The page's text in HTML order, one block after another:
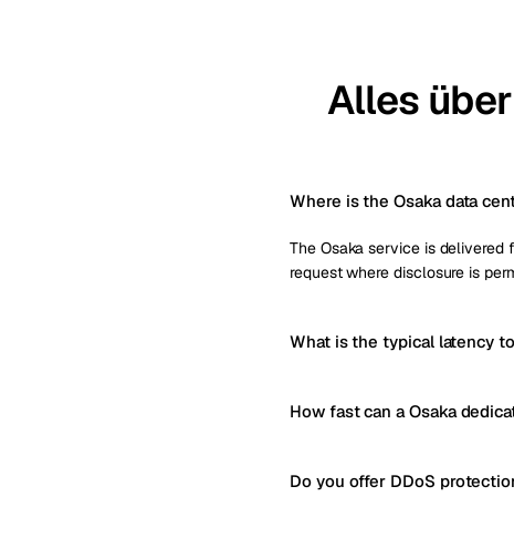
Alles
Where is the Osaka data
The Osaka service is
request where disclosure is
What is the typical latency
How fast can a Osaka
Do you offer DDoS